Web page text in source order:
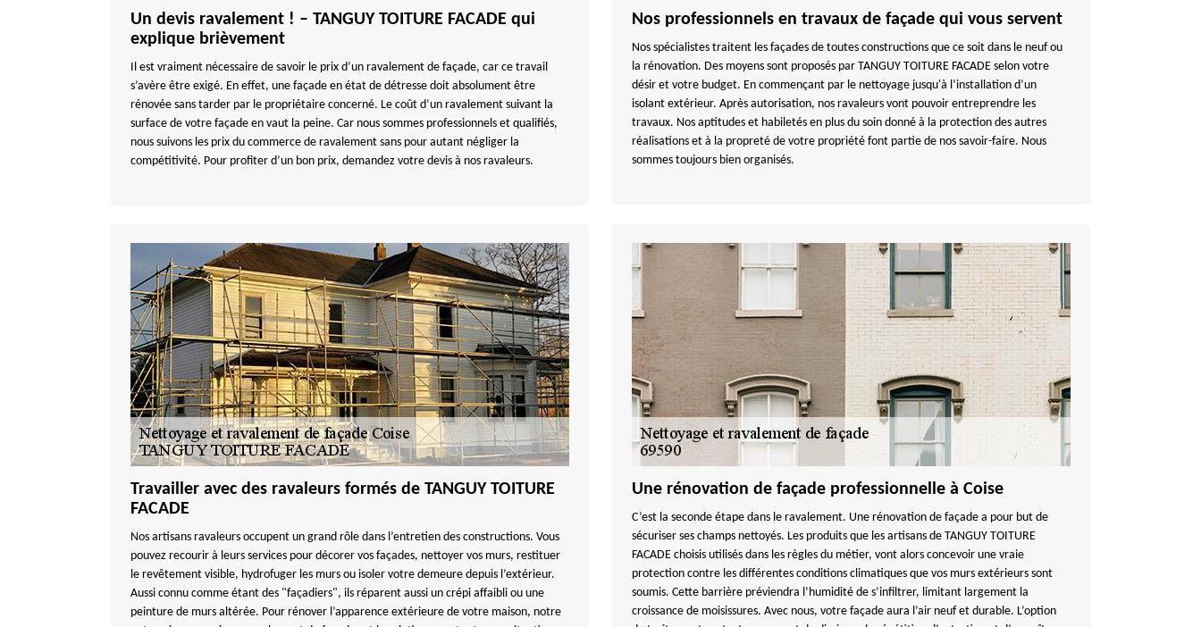
Un devis ravalement ! – TANGUY TOITURE FACADE qui
explique brièvement
Il est vraiment nécessaire de savoir le prix d’un ravalement de façade, car ce travail
s’avère être exigé. En effet, une façade en état de détresse doit absolument être
rénovée sans tarder par le propriétaire concerné. Le coût d’un ravalement suivant la
surface de votre façade en vaut la peine. Car nous sommes professionnels et qualifiés,
nous suivons les prix du commerce de ravalement sans pour autant négliger la
compétitivité. Pour profiter d’un bon prix, demandez votre devis à nos ravaleurs.
Nos professionnels en travaux de façade qui vous servent
Nos spécialistes traitent les façades de toutes constructions que ce soit dans le neuf ou
la rénovation. Des moyens sont proposés par TANGUY TOITURE FACADE selon votre
désir et votre budget. En commençant par le nettoyage jusqu'à l’installation d’un
isolant extérieur. Après autorisation, nos ravaleurs vont pouvoir entreprendre les
travaux. Nos aptitudes et habiletés en plus du soin donné à la protection des autres
réalisations et à la propreté de votre propriété font partie de nos savoir-faire. Nous
sommes toujours bien organisés.
Travailler avec des ravaleurs formés de TANGUY TOITURE
FACADE
Nos artisans ravaleurs occupent un grand rôle dans l’entretien des constructions. Vous
pouvez recourir à leurs services pour décorer vos façades, nettoyer vos murs, restituer
le revêtement visible, hydrofuger les murs ou isoler votre demeure depuis l’extérieur.
Aussi connu comme étant des "façadiers", ils réparent aussi un crépi affaibli ou une
peinture de murs altérée. Pour rénover l’apparence extérieure de votre maison, notre
Une rénovation de façade professionnelle à Coise
C’est la seconde étape dans le ravalement. Une rénovation de façade a pour but de
sécuriser ses champs nettoyés. Les produits que les artisans de TANGUY TOITURE
FACADE choisis utilisés dans les règles du métier, vont alors concevoir une vraie
protection contre les différentes conditions climatiques que vos murs extérieurs sont
soumis. Cette barrière préviendra l’humidité de s’infiltrer, limitant largement la
croissance de moisissures. Avec nous, votre façade aura l’air neuf et durable. L’option